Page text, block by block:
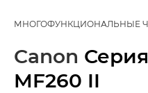
МНОГОФУНКЦИОНАЛЬНЫЕ
Canon
MF260 II